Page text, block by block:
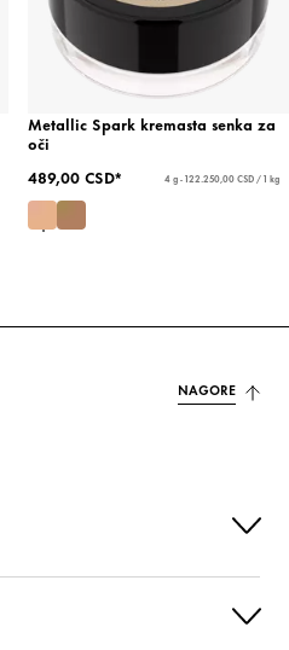
Metallic Spark kremasta senka za
oči
489,00 CSD*
4 g - 122.250,00 CSD / 1 kg
NAGORE